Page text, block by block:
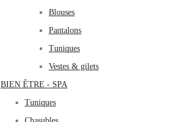
Blouses
Pantalons
Tuniques
Vestes & gilets
BIEN ÊTRE - SPA
Tuniques